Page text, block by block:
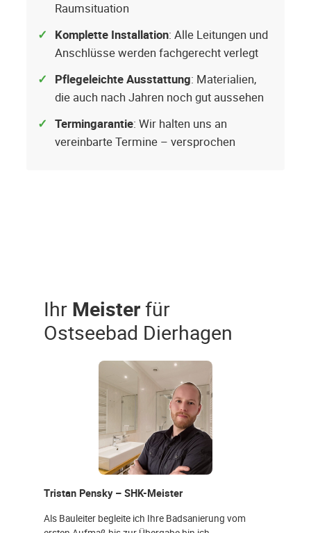
Raumsituation
Komplette Installation: Alle Leitungen und
Anschlüsse werden fachgerecht verlegt
Pflegeleichte Ausstattung: Materialien,
die auch nach Jahren noch gut aussehen
Termingarantie: Wir halten uns an
vereinbarte Termine – versprochen
Ihr Meisterfür
Ostseebad Dierhagen
Tristan Pensky – SHK-Meister
Als Bauleiter begleite ich Ihre Badsanierung vom